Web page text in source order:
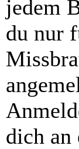
jedem
du nur
dich an